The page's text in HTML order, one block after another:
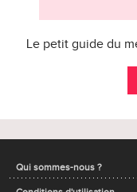
Le petit guide du
Qui sommes-nous ?